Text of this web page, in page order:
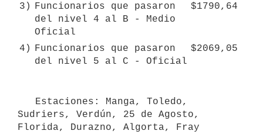
3)
Funcionarios que pasaron
del nivel 4 al B - Medio
Oficial
$1790,64
4)
Funcionarios que pasaron
$2069,05
Sudriers, Verdún, 25 de Agosto,
Florida, Durazno, Algorta, Fray